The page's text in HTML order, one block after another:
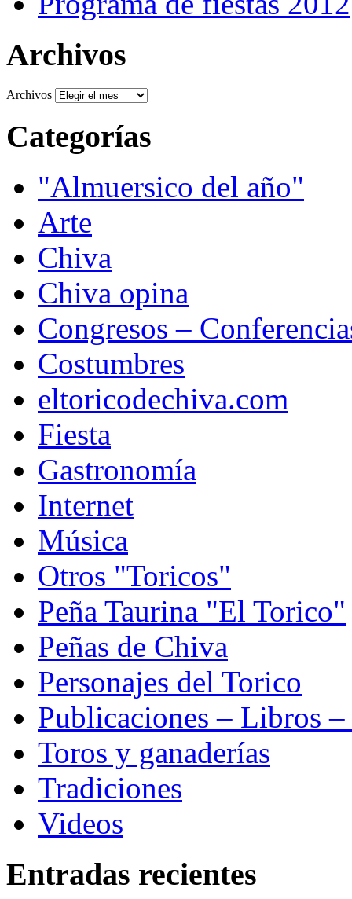
Archivos
Archivos
Categorías
"Almuersico del año"
Arte
Chiva
Chiva opina
Congresos –
Costumbres
eltoricodechiva.com
Fiesta
Gastronomía
Internet
Música
Otros "Toricos"
Peña Taurina "El Torico"
Peñas de Chiva
Personajes del Torico
Publicaciones – Libros –
Toros y ganaderías
Tradiciones
Videos
Entradas recientes